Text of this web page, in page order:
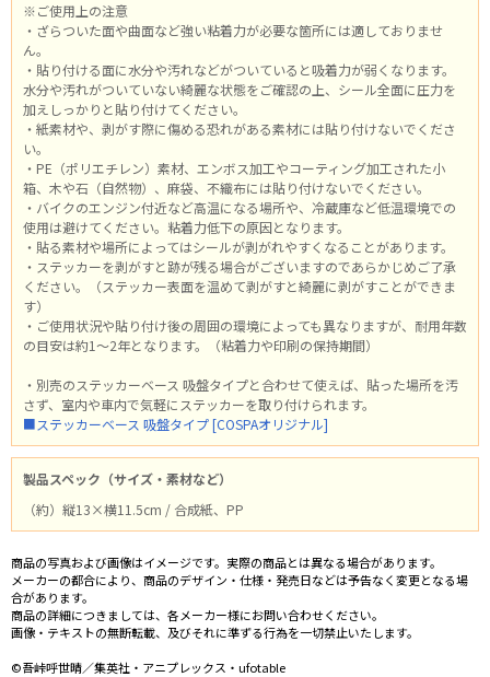
※ご使用上の注意
・ざらついた面や曲面など強い粘着力が必要な箇所には適しておりませ
ん。
・貼り付ける面に水分や汚れなどがついていると吸着力が弱くなります。
水分や汚れがついていない綺麗な状態をご確認の上、シール全面に圧力を
加えしっかりと貼り付けてください。
・紙素材や、剥がす際に傷める恐れがある素材には貼り付けないでくださ
い。
・PE（ポリエチレン）素材、エンボス加工やコーティング加工された小
箱、木や石（自然物）、麻袋、不織布には貼り付けないでください。
・バイクのエンジン付近など高温になる場所や、冷蔵庫など低温環境での
使用は避けてください。粘着力低下の原因となります。
・貼る素材や場所によってはシールが剥がれやすくなることがあります。
・ステッカーを剥がすと跡が残る場合がございますのであらかじめご了承
ください。（ステッカー表面を温めて剥がすと綺麗に剥がすことができま
す）
・ご使用状況や貼り付け後の周囲の環境によっても異なりますが、耐用年数
の目安は約1～2年となります。（粘着力や印刷の保持期間）
・別売のステッカーベース 吸盤タイプと合わせて使えば、貼った場所を汚
さず、室内や車内で気軽にステッカーを取り付けられます。
■ステッカーベース 吸盤タイプ [COSPAオリジナル]
製品スペック（サイズ・素材など）
（約）縦13×横11.5cm / 合成紙、PP
商品の写真および画像はイメージです。実際の商品とは異なる場合があります。
メーカーの都合により、商品のデザイン・仕様・発売日などは予告なく変更となる場
合があります。
商品の詳細につきましては、各メーカー様にお問い合わせください。
画像・テキストの無断転載、及びそれに準ずる行為を一切禁止いたします。
©吾峠呼世晴／集英社・アニプレックス・ufotable